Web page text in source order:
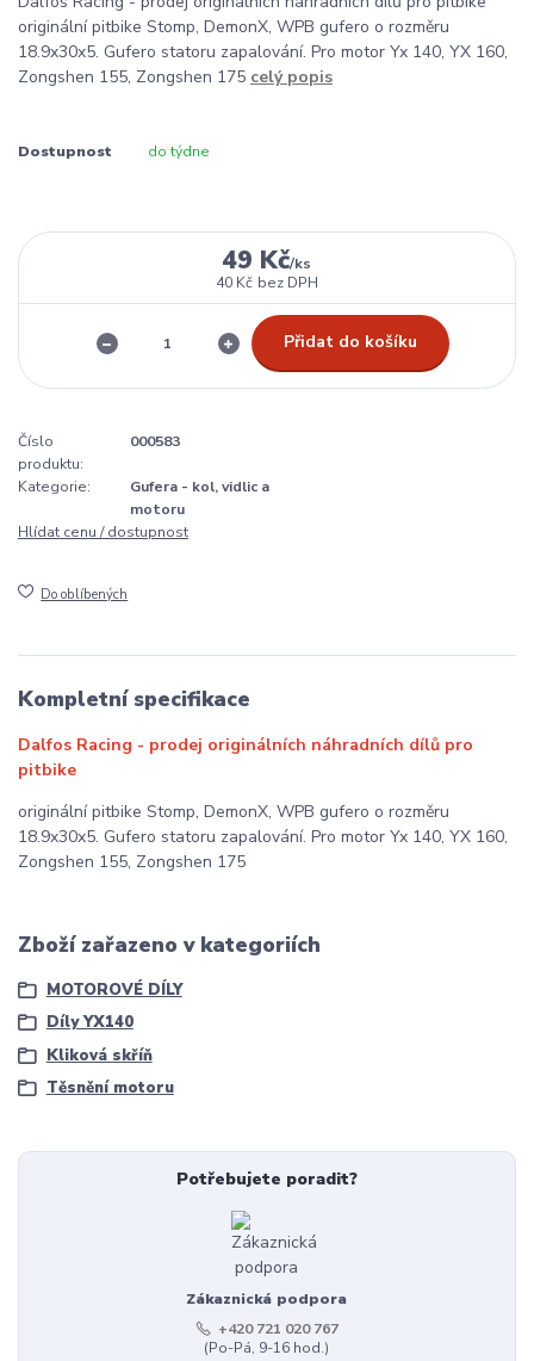
originální pitbike Stomp, DemonX, WPB gufero o rozměru
18.9x30x5. Gufero statoru zapalování. Pro motor Yx 140, YX 160,
Zongshen 155, Zongshen 175 celý popis
Dostupnost do týdne
49 Kč/ks
40 Kč bez DPH
Přidat do košíku
Číslo
produktu:
000583
Kategorie:
Gufera - kol, vidlic a
motoru
Hlídat cenu / dostupnost
Do oblíbených
Kompletní specifikace
Dalfos Racing - prodej originálních náhradních dílů pro
pitbike
originální pitbike Stomp, DemonX, WPB gufero o rozměru
18.9x30x5. Gufero statoru zapalování. Pro motor Yx 140, YX 160,
Zongshen 155, Zongshen 175
Zboží zařazeno v kategoriích
MOTOROVÉ DÍLY
Díly YX140
Kliková skříň
Těsnění motoru
Potřebujete poradit?
Zákaznická podpora
+420 721 020 767
(Po-Pá, 9-16 hod.)